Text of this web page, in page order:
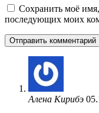
Сохранить моё имя,
последующих моих
Алена Кирибэ